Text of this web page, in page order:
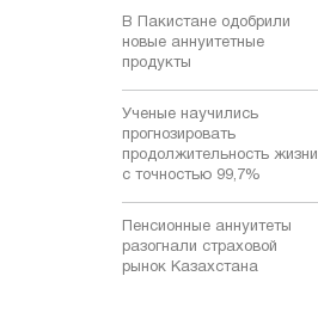
В Пакистане одобрили
новые аннуитетные
продукты
Ученые научились
прогнозировать
продолжительность жизни
с точностью 99,7%
Пенсионные аннуитеты
разогнали страховой
рынок Казахстана